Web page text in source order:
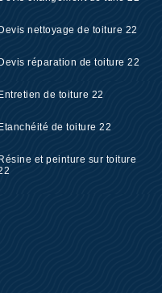
Devis nettoyage de toiture 22
Devis réparation de toiture 22
Entretien de toiture 22
Etanchéité de toiture 22
Résine et peinture sur toiture